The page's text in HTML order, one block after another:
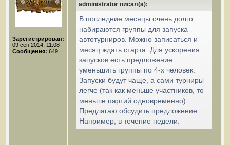
Зарегистрирован:
09 сен 2014, 11:08
Сообщения: 649
administrator писал(а):
В последние месяцы очень долго
набираются группы для запуска
автотурниров. Можно записаться и
месяц ждать старта. Для ускорения
запусков есть предложение
уменьшить группы по 4-х человек.
Запуски будут чаще, а сами турниры
легче (так как меньше участников, то
меньше партий одновременно).
Предлагаю обсудить предложение.
Например, в течение недели.